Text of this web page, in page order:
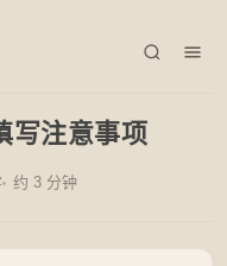
写注意事项
约 3 分钟